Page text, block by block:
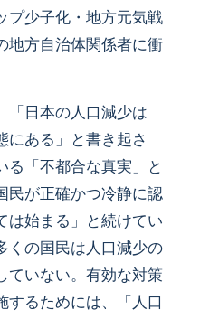
プ少子化・地方元気戦
地方自治体関係者に衝
日本の人口減少は
にある」と書き起さ
る「不都合な真実」と
民が正確かつ冷静に認
は始まる」と続けてい
くの国民は人口減少の
ていない。有効な対策
するためには、「人口